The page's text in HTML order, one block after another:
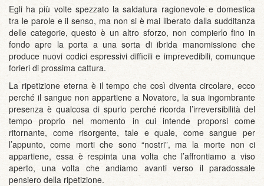
Egli ha più volte spezzato la saldatura ragionevole e domestica
tra le parole e il senso, ma non si è mai liberato dalla sudditanza
delle categorie, questo è un altro sforzo, non compierlo fino in
fondo apre la porta a una sorta di ibrida manomissione che
produce nuovi codici espressivi difficili e imprevedibili, comunque
forieri di prossima cattura.
La ripetizione eterna è il tempo che così diventa circolare, ecco
perché il sangue non appartiene a Novatore, la sua ingombrante
presenza è qualcosa di spurio perché ricorda l’irreversibilità del
tempo proprio nel momento in cui intende proporsi come
ritornante, come risorgente, tale e quale, come sangue per
l’appunto, come morti che sono “nostri”, ma la morte non ci
appartiene, essa è respinta una volta che l’affrontiamo a viso
aperto, una volta che andiamo avanti verso il paradossale
pensiero della ripetizione.